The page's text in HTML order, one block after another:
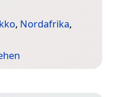
, Nordafrika,